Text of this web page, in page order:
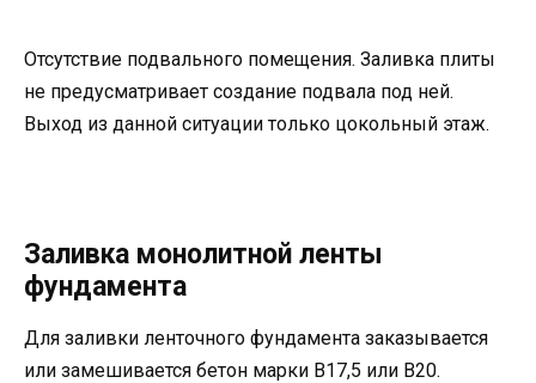
Отсутствие подвального помещения. Заливка плиты
не предусматривает создание подвала под ней.
Выход из данной ситуации только цокольный этаж.
Заливка монолитной ленты
фундамента
Для заливки ленточного фундамента заказывается
или замешивается бетон марки В17,5 или В20.